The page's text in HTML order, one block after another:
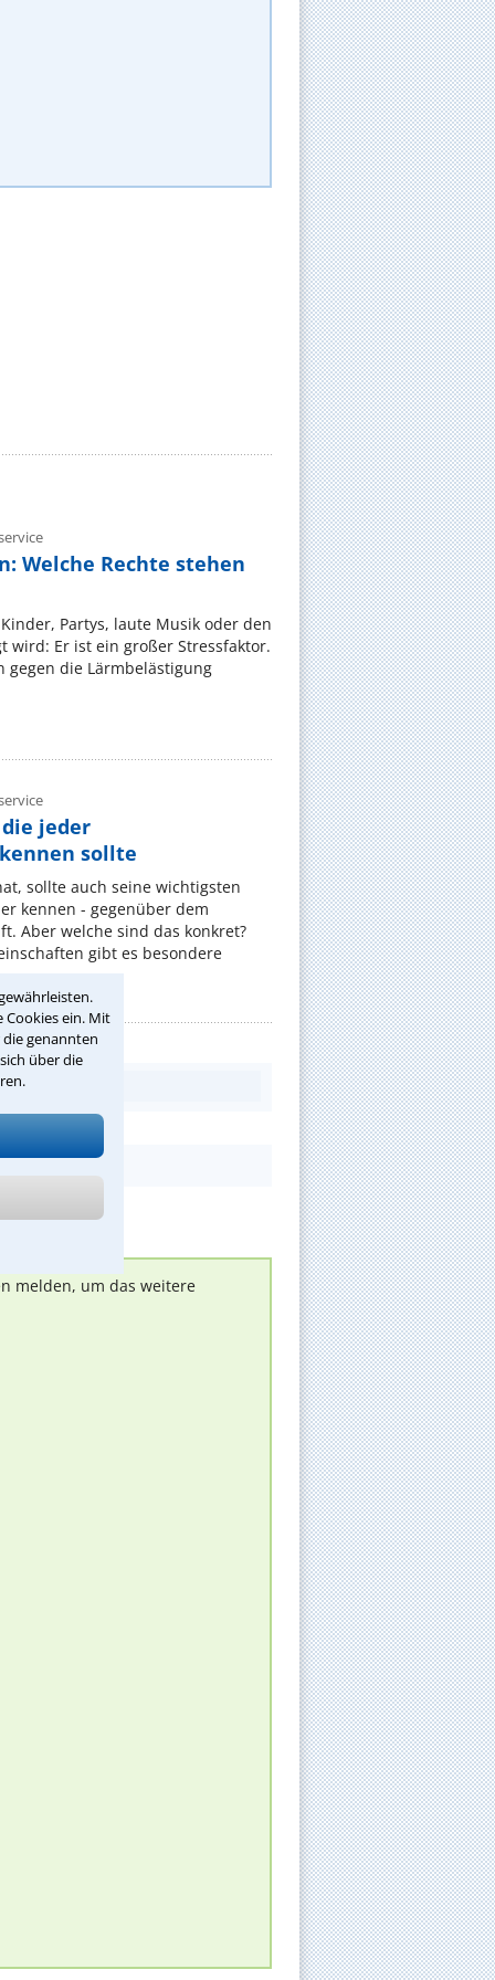
Cookies ein. Mit
genannten
über die
Welche Rechte stehen
Partys, laute Musik oder den
wird: Er ist ein großer Stressfaktor.
gegen die Lärmbelästigung
jeder
sollte
sollte auch seine wichtigsten
kennen - gegenüber dem
Aber welche sind das konkret?
gibt es besondere
melden, um das weitere